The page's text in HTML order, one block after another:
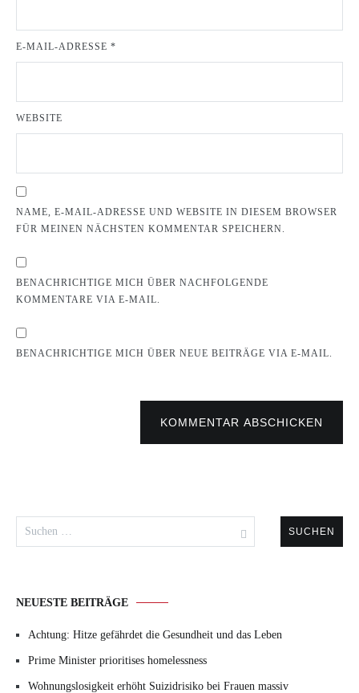
E-MAIL-ADRESSE *
WEBSITE
NAME, E-MAIL-ADRESSE UND WEBSITE IN DIESEM BROWSER
FÜR MEINEN NÄCHSTEN KOMMENTAR SPEICHERN.
BENACHRICHTIGE MICH ÜBER NACHFOLGENDE
KOMMENTARE VIA E-MAIL.
BENACHRICHTIGE MICH ÜBER NEUE BEITRÄGE VIA E-MAIL.
KOMMENTAR ABSCHICKEN
nach:
NEUESTE BEITRÄGE
Achtung: Hitze gefährdet die Gesundheit und das Leben
Prime Minister prioritises homelessness
Wohnungslosigkeit erhöht Suizidrisiko bei Frauen massiv